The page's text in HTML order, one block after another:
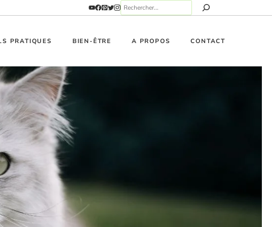
PRATIQUES BIEN-ÊTRE A PROPOS CONTACT